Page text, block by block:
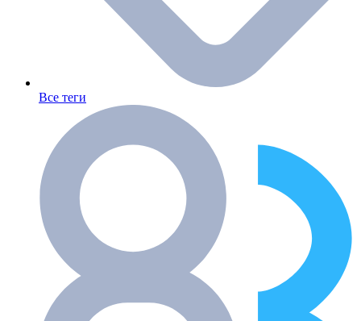
Все теги